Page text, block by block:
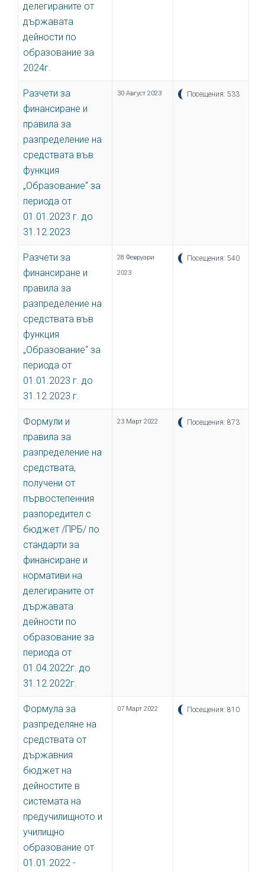
делегираните от
държавата
дейности по
образование за
2024г.
Разчети за
финансиране и
правила за
разпределение на
средствата във
функция
„Образование“ за
периода от
01.01.2023 г. до
31.12.2023
30 Август 2023 Посещения: 533
Разчети за
финансиране и
правила за
разпределение на
средствата във
функция
„Образование“ за
периода от
01.01.2023 г. до
31.12.2023 г.
28 Февруари
2023
Посещения: 540
Формули и
правила за
разпределение на
средствата,
получени от
първостепенния
разпоредител с
бюджет /ПРБ/ по
стандарти за
финансиране и
нормативи на
делегираните от
държавата
дейности по
образование за
периода от
01.04.2022г. до
31.12.2022г.
23 Март 2022 Посещения: 873
Формула за
разпределяне на
средствата от
държавния
бюджет на
дейностите в
системата на
предучилищното и
училищно
образование от
01.01.2022 -
07 Март 2022 Посещения: 810